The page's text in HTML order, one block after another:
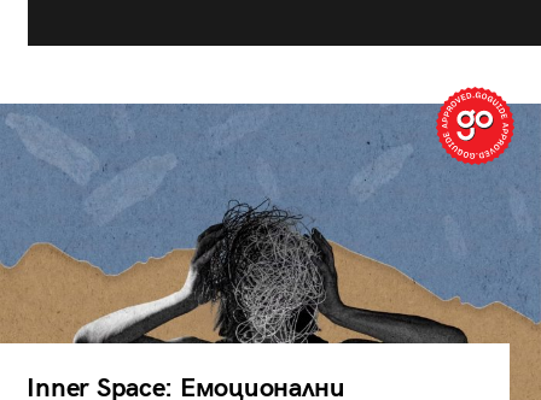
Inner Space: Емоционални